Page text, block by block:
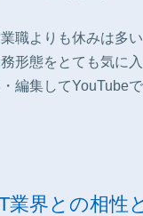
職よりも休みは多
形態をとても気に
編集してYouTube
界との相性